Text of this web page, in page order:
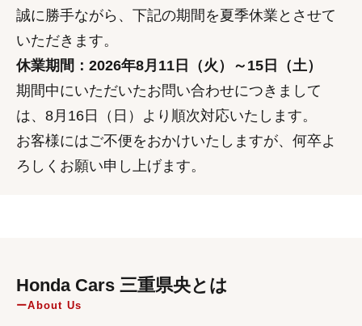
誠に勝手ながら、下記の期間を夏季休業とさせて
いただきます。
休業期間：2026年8月11日（火）～15日（土）
期間中にいただいたお問い合わせにつきまして
は、8月16日（日）より順次対応いたします。
お客様にはご不便をおかけいたしますが、何卒よ
ろしくお願い申し上げます。
Honda Cars 三重県央とは
About Us